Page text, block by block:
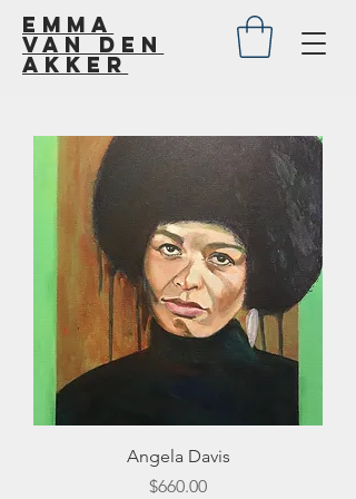
Emma
van den
akker
Angela Davis
Price
$660.00